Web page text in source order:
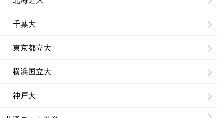
千葉大
東京都立大
横浜国立大
神戸大